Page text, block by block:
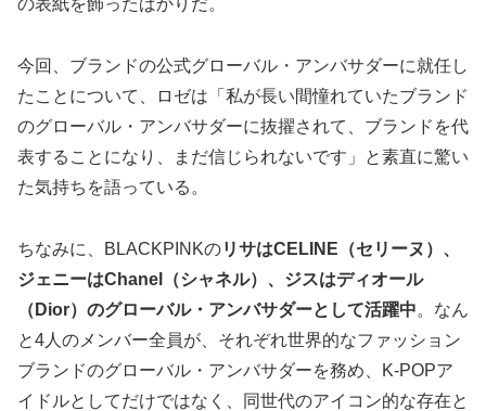
の表紙を飾ったばかりだ。
今回、ブランドの公式グローバル・アンバサダーに就任し
たことについて、ロゼは「私が長い間憧れていたブランド
のグローバル・アンバサダーに抜擢されて、ブランドを代
表することになり、まだ信じられないです」と素直に驚い
た気持ちを語っている。
ちなみに、BLACKPINKのリサはCELINE（セリーヌ）、
ジェニーはChanel（シャネル）、ジスはディオール
（Dior）のグローバル・アンバサダーとして活躍中。なん
と4人のメンバー全員が、それぞれ世界的なファッション
ブランドのグローバル・アンバサダーを務め、K-POPア
イドルとしてだけではなく、同世代のアイコン的な存在と